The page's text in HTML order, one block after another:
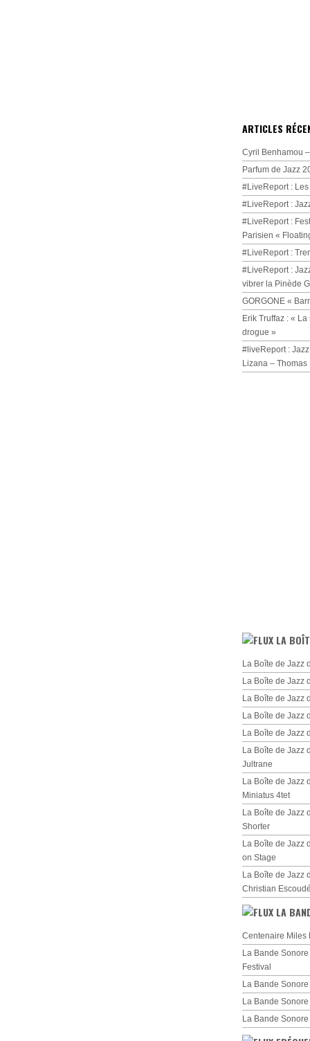
ARTICLES
Cyril Benhamou
Parfum de Jazz
#LiveReport :
#LiveReport :
#LiveReport :
Parisien «
#LiveReport :
#LiveReport :
vibrer la Pinède
GORGONE «
Erik Truffaz : «
drogue »
#liveReport :
Lizana –
LA
La Boîte de Jazz
La Boîte de Jazz
La Boîte de Jazz
La Boîte de Jazz
La Boîte de Jazz
La Boîte de Jazz
Jultrane
La Boîte de Jazz
Miniatus 4tet
La Boîte de Jazz
Shorter
La Boîte de Jazz
on Stage
La Boîte de Jazz
Christian
LA
Centenaire Miles
La Bande
Festival
La Bande
La Bande
La Bande